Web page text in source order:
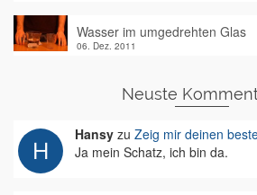
Wasser im umgedrehten Glas
06. Dez. 2011
Neuste
Hansy zu Zeig mir deinen
Ja mein Schatz, ich bin da.